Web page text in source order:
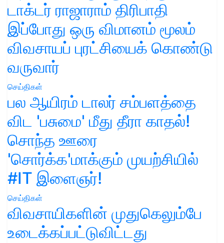
டாக்டர் ராஜாராம் திரிபாதி
இப்போது ஒரு விமானம் மூலம்
விவசாயப் புரட்சியைக் கொண்டு
வருவார்
செய்திகள்
பல ஆயிரம் டாலர் சம்பளத்தை
விட 'பசுமை' மீது தீரா காதல்!
சொந்த ஊரை
'சொர்க்க'மாக்கும் முயற்சியில்
#IT இளைஞர்!
செய்திகள்
விவசாயிகளின் முதுகெலும்பே
உடைக்கப்பட்டுவிட்டது